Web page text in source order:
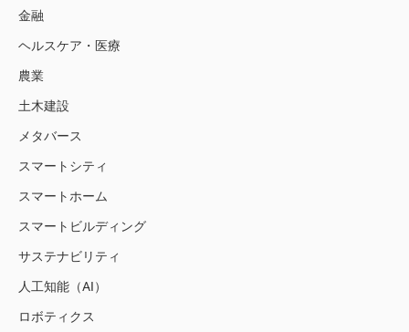
金融
ヘルスケア・医療
農業
土木建設
メタバース
スマートシティ
スマートホーム
スマートビルディング
サステナビリティ
人工知能（AI）
ロボティクス